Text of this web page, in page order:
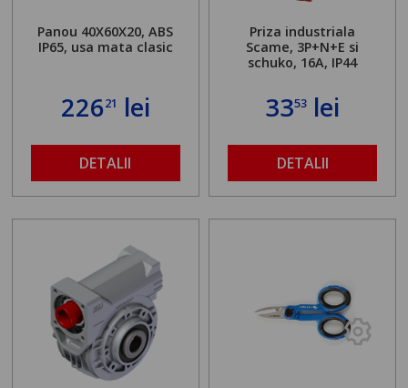
Panou 40X60X20, ABS
IP65, usa mata clasic
22621 lei
DETALII
Priza industriala
Scame, 3P+N+E si
schuko, 16A, IP44
3353 lei
DETALII